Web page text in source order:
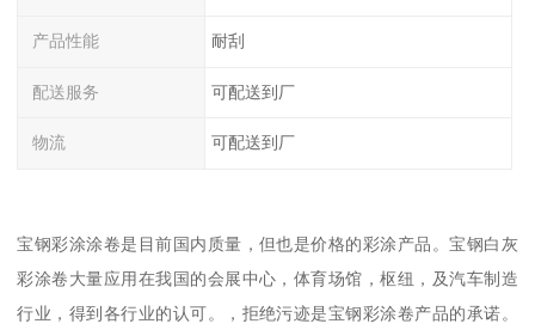
产品性能 耐刮
配送服务 可配送到厂
物流 可配送到厂
宝钢彩涂涂卷是目前国内质量，但也是价格的彩涂产品。宝钢白灰
彩涂卷大量应用在我国的会展中心，体育场馆，枢纽，及汽车制造
行业，得到各行业的认可。，拒绝污迹是宝钢彩涂卷产品的承诺。